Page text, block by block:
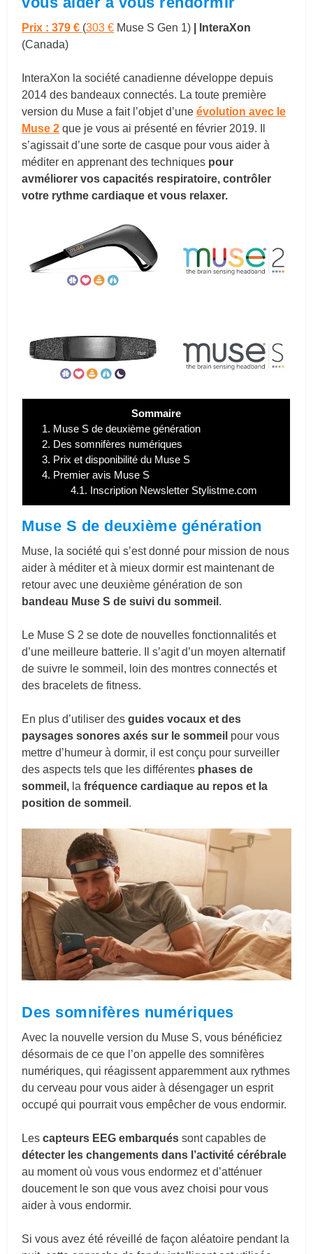
Prix : 379 € (303 € Muse S Gen 1)
| InteraXon
(Canada)
InteraXon la société canadienne développe depuis
2014 des bandeaux connectés. La toute première
version du Muse a fait l’objet d’uneévolution avec le
Muse 2 que je vous ai présenté en février 2019. Il
s’agissait d’une sorte de casque pour vous aider à
méditer en apprenant des techniques pour
avméliorer vos capacités respiratoire, contrôler
votre rythme cardiaque et vous relaxer.
Sommaire
1. Muse S de deuxième génération
2. Des somnifères numériques
3. Prix et disponibilité du Muse S
4. Premier avis Muse S
4.1. Inscription Newsletter Stylistme.com
Muse S de deuxième génération
Muse, la société qui s’est donné pour mission de nous
aider à méditer et à mieux dormir est maintenant de
retour avec une deuxième génération de son
bandeau Muse S de suivi du sommeil .
Le Muse S 2 se dote de nouvelles fonctionnalités et
d’une meilleure batterie. Il s’agit d’un moyen alternatif
de suivre le sommeil, loin des montres connectés et
des bracelets de fitness.
En plus d’utiliser desguides vocaux et des
paysages sonores axés sur le sommeil pour vous
mettre d’humeur à dormir, il est conçu pour surveiller
des aspects tels que les différentes phases de
sommeil, lafréquence cardiaque au repos et la
position de sommeil .
Des somnifères numériques
Avec la nouvelle version du Muse S, vous bénéficiez
désormais de ce que l’on appelle des somnifères
numériques, qui réagissent apparemment aux rythmes
du cerveau pour vous aider à désengager un esprit
occupé qui pourrait vous empêcher de vous endormir.
Lescapteurs EEG embarqués sont capables de
détecter les changements dans l’activité cérébrale
au moment où vous vous endormez et d’atténuer
doucement le son que vous avez choisi pour vous
aider à vous endormir.
Si vous avez été réveillé de façon aléatoire pendant la